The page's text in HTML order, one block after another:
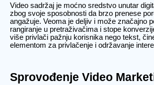
Video sadržaj je moćno sredstvo unutar
zbog svoje sposobnosti da brzo prenese
angažuje. Veoma je deljiv i može značajno
rangiranje u pretraživačima i stope
više privlači pažnju korisnika nego tekst,
elementom za privlačenje i održavanje
Sprovođenje Video